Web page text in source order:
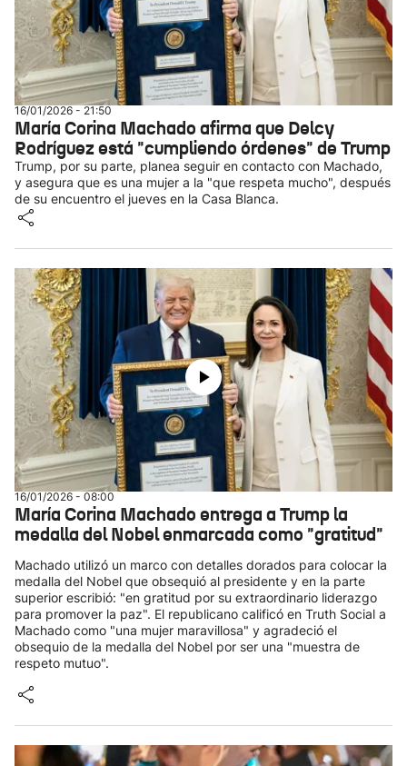
16/01/2026 - 21:50
María Corina Machado afirma que Delcy
Rodríguez está "cumpliendo órdenes" de Trump
Trump, por su parte, planea seguir en contacto con Machado,
y asegura que es una mujer a la "que respeta mucho", después
de su encuentro el jueves en la Casa Blanca.
16/01/2026 - 08:00
María Corina Machado entrega a Trump la
medalla del Nobel enmarcada como "gratitud"
Machado utilizó un marco con detalles dorados para colocar la
medalla del Nobel que obsequió al presidente y en la parte
superior escribió: "en gratitud por su extraordinario liderazgo
para promover la paz". El republicano calificó en Truth Social a
Machado como "una mujer maravillosa" y agradeció el
obsequio de la medalla del Nobel por ser una "muestra de
respeto mutuo".